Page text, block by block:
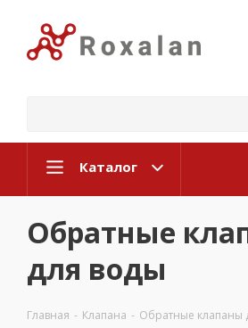
Каталог
Обратные
для воды
Главная - Клапана - Обратные клапаны